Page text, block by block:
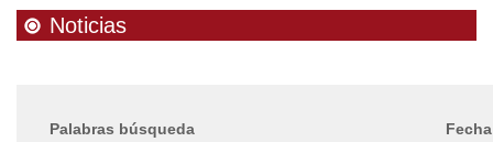
Noticias
Palabras búsqueda
Fecha